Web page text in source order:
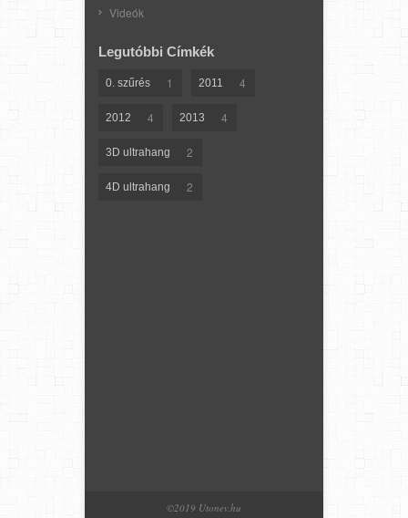
Videók
Legutóbbi Címkék
0. szűrés 1 2011 4
2012 4 2013 4
3D ultrahang 2
4D ultrahang 2
©2019 Utonev.hu